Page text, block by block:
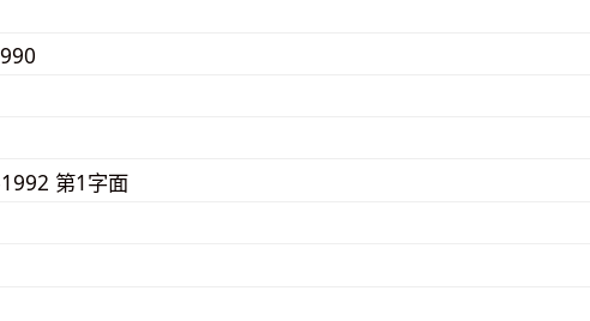
第1字面